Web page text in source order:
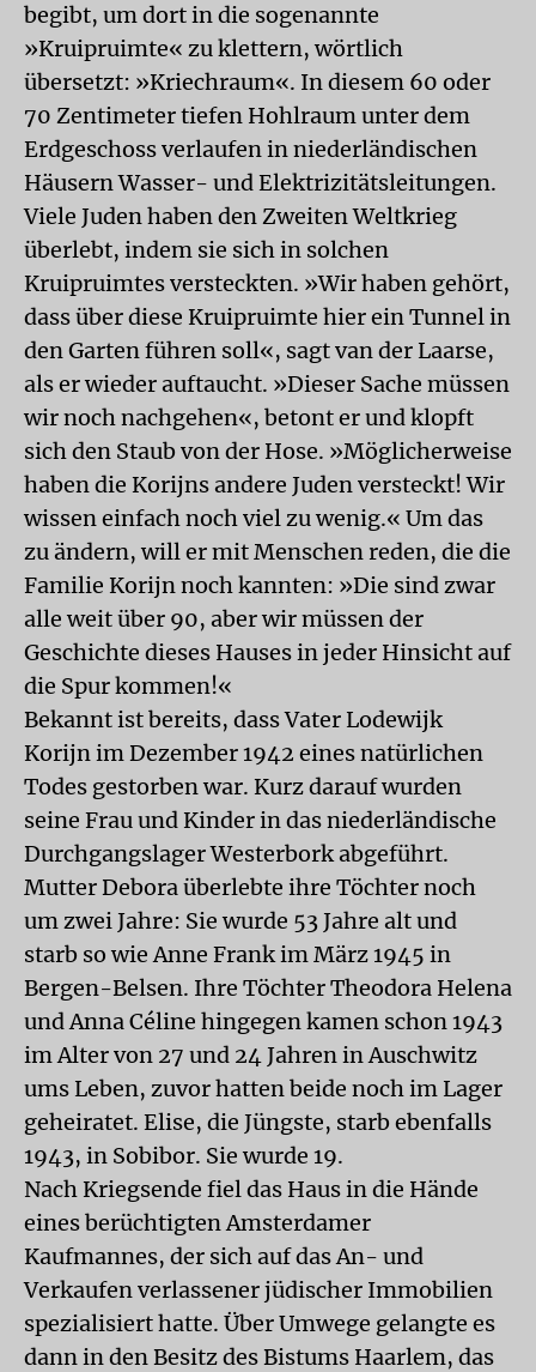
begibt, um dort in die sogenannte
»Kruipruimte« zu klettern, wörtlich
übersetzt: »Kriechraum«. In diesem 60 oder
70 Zentimeter tiefen Hohlraum unter dem
Erdgeschoss verlaufen in niederländischen
Häusern Wasser- und Elektrizitätsleitungen.
Viele Juden haben den Zweiten Weltkrieg
überlebt, indem sie sich in solchen
Kruipruimtes versteckten. »Wir haben gehört,
dass über diese Kruipruimte hier ein Tunnel in
den Garten führen soll«, sagt van der Laarse,
als er wieder auftaucht. »Dieser Sache müssen
wir noch nachgehen«, betont er und klopft
sich den Staub von der Hose. »Möglicherweise
haben die Korijns andere Juden versteckt! Wir
wissen einfach noch viel zu wenig.« Um das
zu ändern, will er mit Menschen reden, die die
Familie Korijn noch kannten: »Die sind zwar
alle weit über 90, aber wir müssen der
Geschichte dieses Hauses in jeder Hinsicht auf
die Spur kommen!«
Bekannt ist bereits, dass Vater Lodewijk
Korijn im Dezember 1942 eines natürlichen
Todes gestorben war. Kurz darauf wurden
seine Frau und Kinder in das niederländische
Durchgangslager Westerbork abgeführt.
Mutter Debora überlebte ihre Töchter noch
um zwei Jahre: Sie wurde 53 Jahre alt und
starb so wie Anne Frank im März 1945 in
Bergen-Belsen. Ihre Töchter Theodora Helena
und Anna Céline hingegen kamen schon 1943
im Alter von 27 und 24 Jahren in Auschwitz
ums Leben, zuvor hatten beide noch im Lager
geheiratet. Elise, die Jüngste, starb ebenfalls
1943, in Sobibor. Sie wurde 19.
Nach Kriegsende fiel das Haus in die Hände
eines berüchtigten Amsterdamer
Kaufmannes, der sich auf das An- und
Verkaufen verlassener jüdischer Immobilien
spezialisiert hatte. Über Umwege gelangte es
dann in den Besitz des Bistums Haarlem, das